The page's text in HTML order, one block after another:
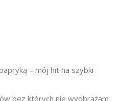
– mój hit na szybki
bez których nie wyobrażam